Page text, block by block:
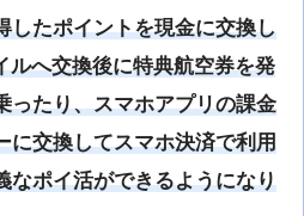
したポイントを現金に交換し
ルへ交換後に特典航空券を発
ったり、スマホアプリの課金
に交換してスマホ決済で利用
なポイ活ができるようになり